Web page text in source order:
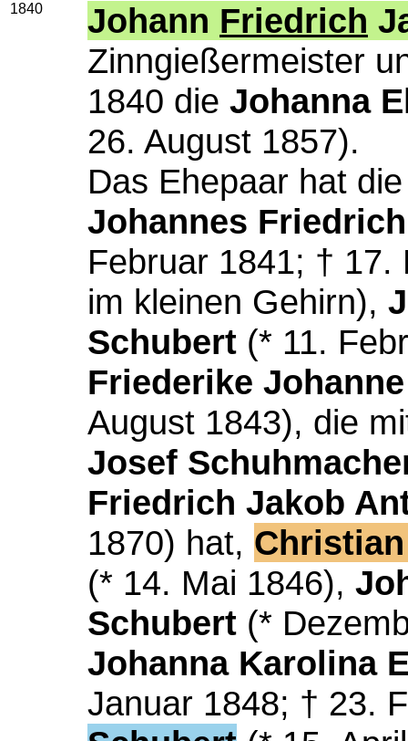
1840 Johann Friedrich
Zinngießermeister
1840 die Johanna
26. August 1857).
Das Ehepaar hat
Johannes
Februar 1841; † 17.
im kleinen Gehirn),
Schubert (* 11.
Friederike
August 1843), die
Josef
Friedrich Jakob
1870) hat,
(* 14. Mai 1846),
Schubert (*
Johanna Karolina
Januar 1848; † 23.